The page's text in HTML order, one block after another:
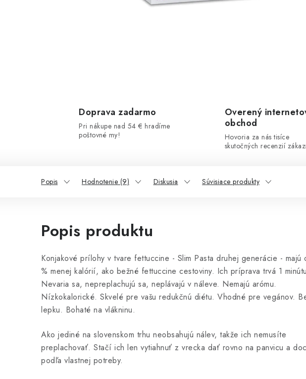
Doprava zadarmo
Pri nákupe nad 54 € hradíme
poštovné my!
Overený
obchod
Hovoria za nás tisíce
skutočných recenzií
Popis Hodnotenie (9) Diskusia Súvisiace produkty
Popis produktu
Konjakové prílohy v tvare fettuccine - Slim Pasta druhej generácie - majú
% menej kalórií, ako bežné fettuccine cestoviny. Ich príprava trvá 1
Nevaria sa, nepreplachujú sa, neplávajú v náleve. Nemajú arómu.
Nízkokalorické. Skvelé pre vašu redukčnú diétu. Vhodné pre vegánov.
lepku. Bohaté na vlákninu.
Ako jediné na slovenskom trhu neobsahujú nálev, takže ich nemusíte
preplachovať. Stačí ich len vytiahnuť z vrecka dať rovno na panvicu a
podľa vlastnej potreby.